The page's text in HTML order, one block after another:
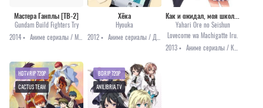
Мастера Ганплы [ТВ-2]
Gundam Build Fighters Try
2014 •
Хёка
Hyouka
2012 •
Yahari Ore no Seishun
Lovecome wa Machigatte Iru.
2013 •
HDTVRIP 720P
CACTUS TEAM
BDRIP 720P
ANILIBRIA.TV